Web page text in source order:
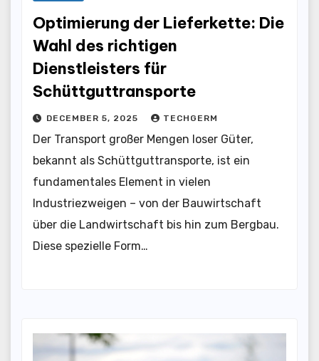
Optimierung der Lieferkette: Die
Wahl des richtigen
Dienstleisters für
Schüttguttransporte
DECEMBER 5, 2025 TECHGERM
Der Transport großer Mengen loser Güter,
bekannt als Schüttguttransporte, ist ein
fundamentales Element in vielen
Industriezweigen – von der Bauwirtschaft
über die Landwirtschaft bis hin zum Bergbau.
Diese spezielle Form…